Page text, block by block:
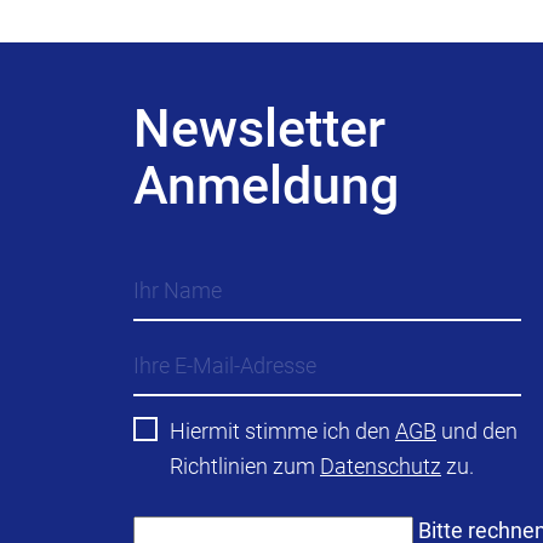
Newsletter
Anmeldung
Hiermit stimme ich den AGB und den
Richtlinien zum Datenschutz zu.
Bitte